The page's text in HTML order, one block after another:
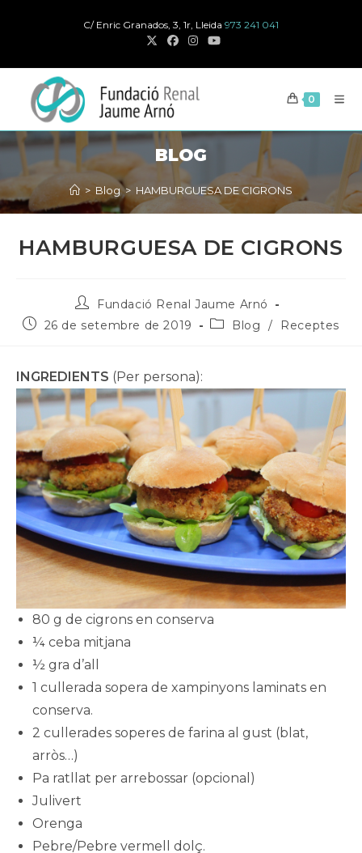
C/ Enric Granados, 3, 1r, Lleida 973 241 041
0
BLOG
> Blog > HAMBURGUESA DE CIGRONS
HAMBURGUESA DE CIGRONS
Autor
la
Fundació Renal Jaume Arnó
Publicat
26 de setembre de 2019
Categoria
Blog / Receptes
INGREDIENTS (Per persona):
80 g de cigrons en conserva
¼ ceba mitjana
½ gra d’all
1 cullerada sopera de xampinyons laminats en
conserva.
2 cullerades soperes de farina al gust (blat,
arròs…)
Pa ratllat per arrebossar (opcional)
Julivert
Orenga
Pebre/Pebre vermell dolç.